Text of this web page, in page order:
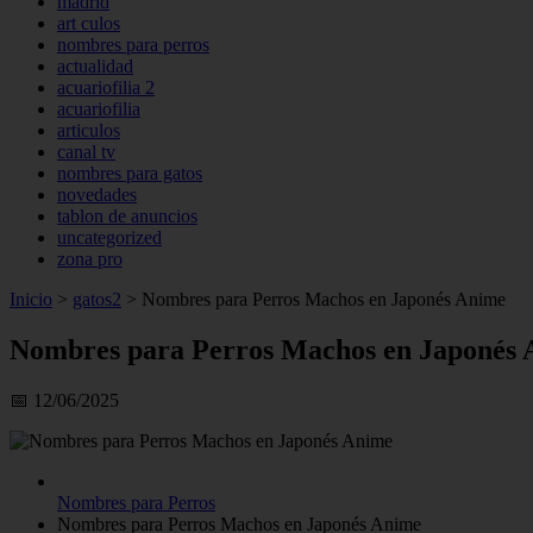
art culos
nombres para perros
actualidad
acuariofilia 2
acuariofilia
articulos
canal tv
nombres para gatos
novedades
tablon de anuncios
uncategorized
zona pro
Inicio > gatos2 > Nombres para Perros Machos en Japonés Anime
Nombres para Perros Machos en Japonés
📅 12/06/2025
Nombres para Perros
Nombres para Perros Machos en Japonés Anime